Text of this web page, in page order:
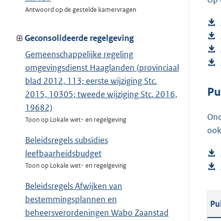
Antwoord op de gestelde kamervragen
Geconsolideerde regelgeving
Gemeenschappelijke regeling
omgevingsdienst Haaglanden (provinciaal
blad 2012, 113; eerste wijziging Stc.
2015, 10305; tweede wijziging Stc. 2016,
19682)
Toon op Lokale wet- en regelgeving
Beleidsregels subsidies
leefbaarheidsbudget
Toon op Lokale wet- en regelgeving
Beleidsregels Afwijken van
bestemmingsplannen en
beheersverordeningen Wabo Zaanstad